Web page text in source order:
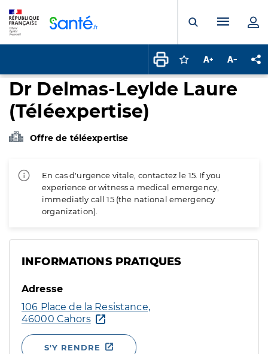
Ouvrir laMenu
Connectez-vous
Augmenter la
Dr Delmas-Leylde Laure
(Téléexpertise)
Offre de téléexpertise
En cas d'urgence vitale, contactez le 15. If you
experience or witness a medical emergency,
immediatly call 15 (the national emergency
organization).
INFORMATIONS PRATIQUES
Adresse
106 Place de la Resistance,
46000 Cahors
S'Y RENDRE